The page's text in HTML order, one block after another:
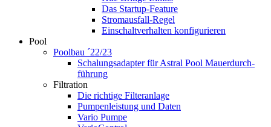
Das Startup-Feature
Stromausfall-Regel
Einschaltverhalten konfigurieren
Pool
Poolbau ´22/23
Schalungs­adapter für Astral Pool Mauer­durch­
führung
Filtration
Die richtige Filter­anlage
Pumpenleistung und Daten
Vario Pumpe